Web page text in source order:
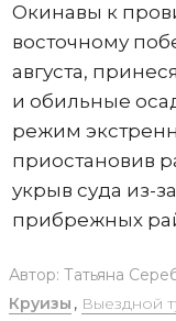
Окинавы к
восточному
августа,
и обильные
режим
приостановив
укрыв суда из-
прибрежных
Автор: Татьяна
Круизы , Выездной